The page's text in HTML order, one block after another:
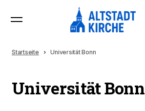
Startseite Universität Bonn
Universität Bonn